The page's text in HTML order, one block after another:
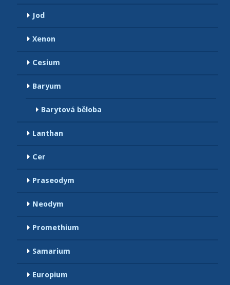
Jod
Xenon
Cesium
Baryum
Barytová běloba
Lanthan
Cer
Praseodym
Neodym
Promethium
Samarium
Europium